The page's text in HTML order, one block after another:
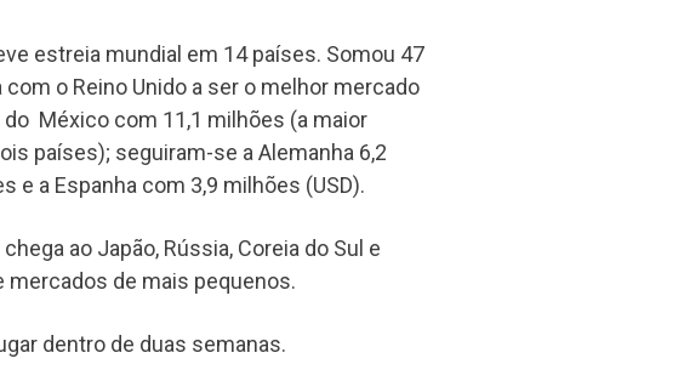
estreia mundial em 14 países. Somou 47
o Reino Unido a ser o melhor mercado
México com 11,1 milhões (a maior
países); seguiram-se a Alemanha 6,2
e a Espanha com 3,9 milhões (USD).
ao Japão, Rússia, Coreia do Sul e
mercados de mais pequenos.
dentro de duas semanas.